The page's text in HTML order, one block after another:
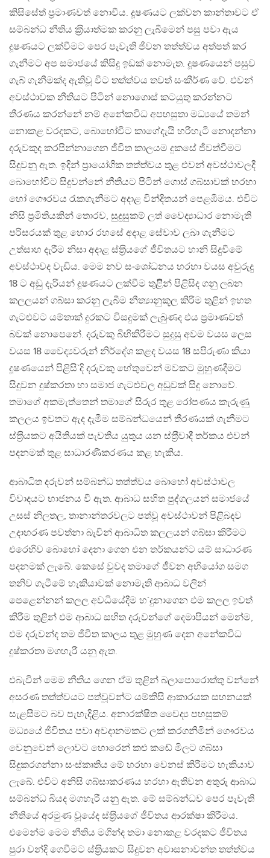
කිසිසේත් ප‍්‍රමාණවත් නොවීය. දූෂණයට ලක්වන කාන්තාවට ඒ
සම්බන්ධ නීතිය ක‍්‍රියාත්මක කරනු ලැබීමෙන් පසු පවා ඇය
දූෂණයට ලක්වීමට පෙර පැවැති ජීවන තත්ත්වය අත්පත් කර
ගැනීමට අප සමාජයේ කිසිදු ඉඩක් නොමැත. දූෂණයෙන් පසුව
ගැබ් ගැනීමක්ද ඇතිවූ විට තත්ත්වය තවත් සංකීර්ණ වේ. එවන්
අවස්ථාවක නීතියට පිටින් නොගොස් කටයුතු කරන්නට
තීරණය කරන්නේ නම් අනේකවිධ අපහසුතා මධ්‍යයේ තමන්
නොකළ වරදකට, බොහෝවිට කාගේදැයි හරිහැටි නොදන්නා
දරුවකුද කරපින්නාගෙන ජීවිත කාලයම දුකසේ ජීවත්වීමට
සිදුවනු ඇත. ඉදින් ප‍්‍රායෝගික තත්ත්වය තුළ එවන් අවස්ථාවලදී
බොහෝවිට සිදුවන්නේ නීතියට පිටින් ගොස් ගබ්සාවක් හරහා
හෝ ගෞරවය රැකගැනීමට අදාළ වින්දිතයන් පෙළඹීමය. එවිට
නිසි ප‍්‍රමිතියකින් තොරව, සුදුසුකම් ලත් වෛද්‍යාධාර නොමැති
පරිසරයක් තුළ හොර රහසේ අදාළ සේවාව ලබා ගැනීමට
උත්සාහ දැරීම නිසා අදාළ ස්ත‍්‍රියගේ ජීවිතයට හානි සිදුවීමේ
අවස්ථාවද වැඩිය. මෙම නව සංශෝධනය හරහා වයස අවුරුදු
18 ට අඩු දැරියන් දූෂණයට ලක්වීම තුළිින් පිළිසිද ගනු ලබන
කලලයන් ගබ්සා කරනු ලැබීම නීත්‍යානුකූල කිරීම තුළින් ඉහත
ගැටළුවට යම්තාක් දුරකට විසදුමක් ලැබුණද එය ප‍්‍රමාණවත්
බවක් නොපෙනේ. දරුවකු බිහිකිරීමට සුදුසු අවම වයස ලෙස
වයස 18 වෛද්‍යවරුන් නිර්දේශ කළද වයස 18 සපිරුණා කියා
දූෂණයෙන් පිළිසි`දි දරුවකු හේතුවෙන් මවකට මුහුණදීමට
සිදුවන දුෂ්කරතා හා සමාජ ගැටළුවල අඩුවක් සිදු නොවේ.
තමාගේ අකමැත්තෙන් තමාගේ සිරුර තුළ රෝපණය කැරුණු
කලලය ඉවතට ඇද දැමීම සම්බන්ධයෙන් තීරණයක් ගැනීමට
ස්ත‍්‍රියකට අයිතියක් පැවතිය යුතුය යන ස්ත‍්‍රීවාදී තර්කය එවන්
පදනමක් තුළ සාධාරණීකරණය කළ හැකිය.
ආබාධිත දරුවන් සම්බන්ධ තත්ත්වය බොහෝ අවස්ථාවල
විවාදයට භාජනය වී ඇත. ආබාධ සහිත පුද්ගලයන් සමාජයේ
උසස් නිලතල, තානාන්තරවලට පත්වූ අවස්ථාවන් පිළිබදව
උදාහරණ පවත්නා බැවින් ආබාධිත කලලයන් ගබ්සා කිරීමට
එරෙහිව බොහෝ දෙනා ගෙන එන තර්කයන්ට යම් සාධාරණ
පදනමක් ලැබේ. කෙසේ වුවද තමාගේ ජීවන අභියෝග සමග
තනිව ගැටීමේ හැකියාවක් නොමැති ආබාධ වලින්
පෙළෙන්නන් කලල අවධියේදීම හ`දුනාගෙන එම කලල ඉවත්
කිරීම තුළින් එම ආබාධ සහිත දරුවන්ගේ දෙමාපියන් මෙන්ම,
එම දරුවන්ද තම ජීවිත කාලය තුළ මුහුණ දෙන අනේකවිධ
දුෂ්කරතා මගහැරී යනු ඇත.
එබැවින් මෙම නීතිය ගෙන ඒම තුළින් බලාපොරොත්තු වන්නේ
අසරණ තත්ත්වයට පත්වූවන්ට යම්කිසි ආකාරයක සහනයක්
සැළසීමට බව පැහැදිළිය. අනාරක්ෂිත වෛද්‍ය පහසුකම්
මධ්‍යයේ ජීවිතය පවා අවදානමකට ලක් කරගනිමින් ගෞරවය
වෙනුවෙන් ලොවට හොරෙන් කළු කඬේ මිලට ගබ්සා
සිදුකරගන්නා සංස්කෘතිය මේ හරහා වෙනස් කිරීමට හැකියාව
ලැබේ. එවිට අනිසි ගබ්සාකරණය හරහා ඇතිවන අතුරු ආබාධ
සම්බන්ධ බියද මගහැරී යනු ඇත. මේ සම්බන්ධව පෙර පැවැති
නීතියේ අරමුණ වූයේද ස්ත‍්‍රියගේ ජීවිතය ආරක්ෂා කිරීමය.
එමෙන්ම මෙම නීතිය මගින්ද තමා නොකළ වරදකට ජීවිතය
පුරා වන්දි ගෙවීමට ස්ත‍්‍රියකට සිදුවන අවාසනාවන්ත තත්ත්වය